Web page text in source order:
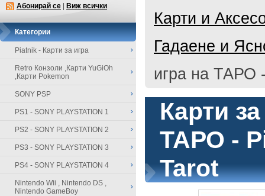
Абонирай се Виж всички
Категории
Piatnik - Карти за игра
Retro Конзоли ,Карти YuGiOh
,Карти Pokemon
SONY PSP
PS1 - SONY PLAYSTATION 1
PS2 - SONY PLAYSTATION 2
PS3 - SONY PLAYSTATION 3
PS4 - SONY PLAYSTATION 4
Nintendo Wii , Nintendo DS ,
Nintendo GameBoy
Карти и
Гадаене и
игра на ТАРО
Карти
ТАРО -
Tarot